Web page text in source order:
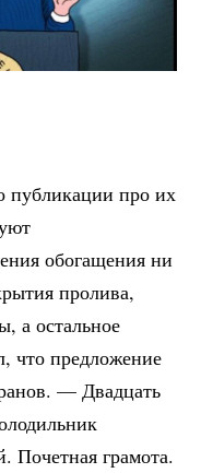
публикации про их
обогащения ни
пролива,
а остальное
что предложение
— Двадцать
Почетная грамота.